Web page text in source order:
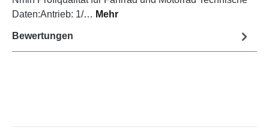
Daten:Antrieb: 1/… Mehr
Bewertungen